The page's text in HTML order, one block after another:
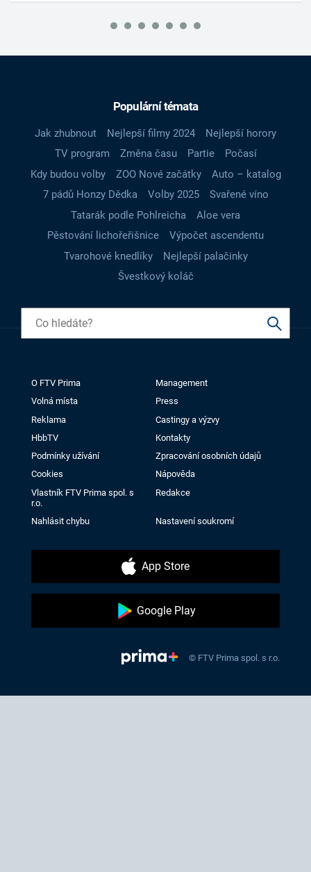
Populární témata
Jak zhubnout Nejlepší filmy 2024
Nejlepší horory
TV program
Změna času Partie
Počasí
Kdy budou volby
ZOO Nové začátky
Auto – katalog
7 pádů Honzy Dědka
Volby 2025
Svařené víno
Tatarák podle Pohlreicha
Aloe vera
Pěstování lichořeřišnice
Výpočet ascendentu
Tvarohové knedlíky
Nejlepší palačinky
Švestkový koláč
O FTV Prima
Management
Volná místa
Press
Reklama
Castingy a výzvy
HbbTV
Kontakty
Podmínky užívání
Zpracování osobních údajů
Cookies
Nápověda
Vlastník FTV Prima spol. s
r.o.
Redakce
Nahlásit chybu Nastavení soukromí
App Store
Google Play
© FTV Prima spol. s r.o.